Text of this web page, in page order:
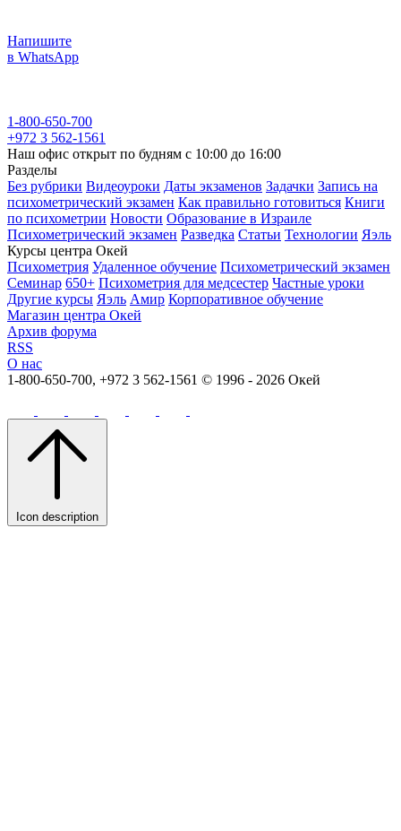
Напишите
в WhatsApp
1-800-650-700
+972 3 562-1561
Наш офис открыт по будням с 10:00 до 16:00
Разделы
Без рубрики Видеоуроки Даты экзаменов Задачки Запись на
психометрический экзамен Как правильно готовиться Книги
по психометрии Новости Образование в Израиле
Психометрический экзамен Разведка Статьи Технологии Яэль
Курсы центра Окей
Психометрия Удаленное обучение Психометрический экзамен
Семинар 650+ Психометрия для медсестер Частные уроки
Другие курсы Яэль Амир Корпоративное обучение
Магазин центра Окей
Архив форума
RSS
О нас
1-800-650-700, +972 3 562-1561 © 1996 - 2026 Окей
Icon description